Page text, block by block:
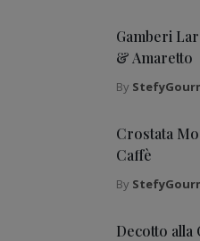
Gamberi
& Amaretto
By
Crostata
Caffè
By
Decotto